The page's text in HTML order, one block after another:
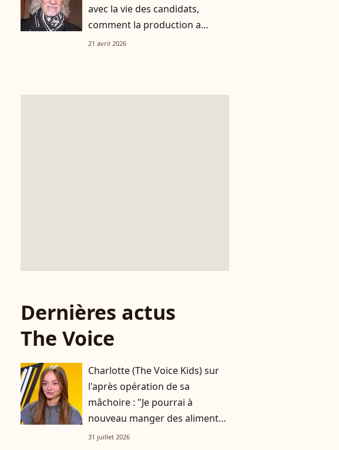
avec la vie des candidats,
comment la production a
réussi à le faire rempiler
21 avril 2026
Dernières actus
The Voice
Charlotte (The Voice Kids) sur
l'après opération de sa
mâchoire : "Je pourrai à
nouveau manger des aliments
solides d'ici deux mois"
31 juillet 2026